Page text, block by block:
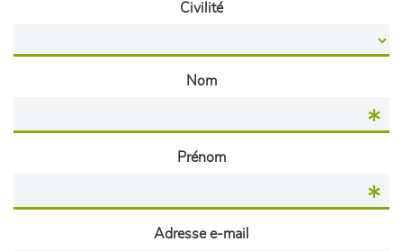
Civilité
Nom
Prénom
Adresse e-mail